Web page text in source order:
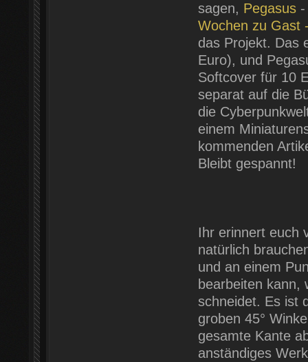
sagen, Pegasus-
Wochen zu Gast
das Projekt. Das
Euro), und
Softcover für 10
separat auf die
die
einem
kommenden
Bleibt gespannt!
Ihr erinnert euch
natürlich
und an einem
bearbeiten kann,
schneidet. Es ist
groben 45°
gesamte Kante
anständiges